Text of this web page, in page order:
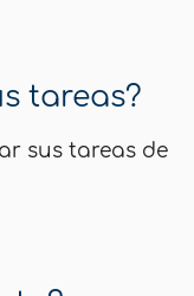
tareas?
sus tareas de